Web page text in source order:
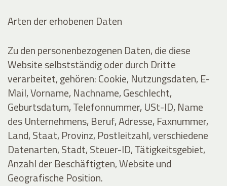
Arten der erhobenen Daten
Zu den personenbezogenen Daten, die diese
Website selbstständig oder durch Dritte
verarbeitet, gehören: Cookie, Nutzungsdaten, E-
Mail, Vorname, Nachname, Geschlecht,
Geburtsdatum, Telefonnummer, USt-ID, Name
des Unternehmens, Beruf, Adresse, Faxnummer,
Land, Staat, Provinz, Postleitzahl, verschiedene
Datenarten, Stadt, Steuer-ID, Tätigkeitsgebiet,
Anzahl der Beschäftigten, Website und
Geografische Position.